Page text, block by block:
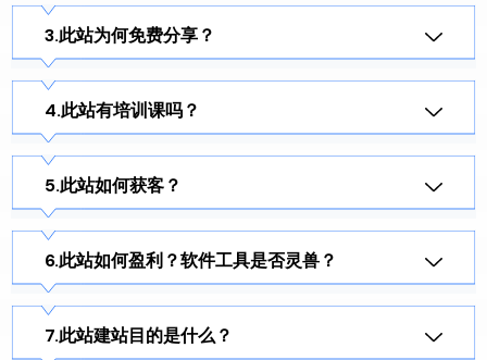
此站为何免费分享？
此站有培训课吗？
此站如何获客？
此站如何盈利？软件工具是否灵兽？
此站建站目的是什么？